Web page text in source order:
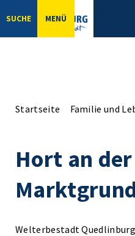
SUCHE MENÜ
Startseite Familie und
Hort an der
Welterbestadt Quedlinburg